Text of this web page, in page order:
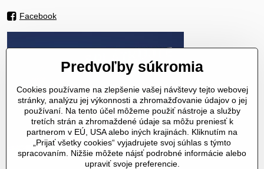
Facebook
Predvoľby súkromia
Cookies používame na zlepšenie vašej návštevy tejto webovej
stránky, analýzu jej výkonnosti a zhromažďovanie údajov o jej
používaní. Na tento účel môžeme použiť nástroje a služby
tretích strán a zhromaždené údaje sa môžu preniesť k
partnerom v EÚ, USA alebo iných krajinách. Kliknutím na
„Prijať všetky cookies“ vyjadrujete svoj súhlas s týmto
spracovaním. Nižšie môžete nájsť podrobné informácie alebo
upraviť svoje preferencie.